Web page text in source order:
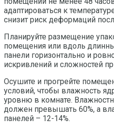
адаптироваться к
снизит риск деформаций
Планируйте размещение
помещения или вдоль
панели горизонтально и
искривлений и сложностей
Осушите и прогрейте
условий, чтобы влажность
уровню в комнате.
должен превышать 60%, а
панелей – 12-14%.